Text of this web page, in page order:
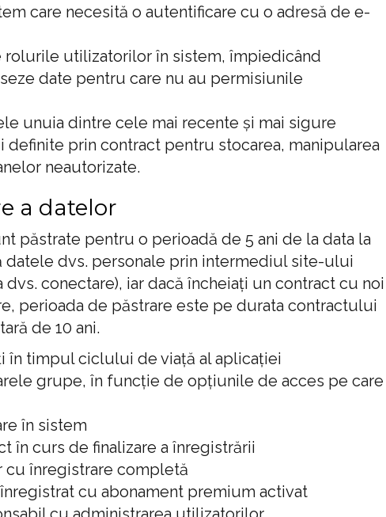
care necesită o autentificare cu o adresă de e-
utilizatorilor în sistem, împiedicând
date pentru care nu au permisiunile
unuia dintre cele mai recente și mai sigure
prin contract pentru stocarea, manipularea
neautorizate.
a datelor
păstrate pentru o perioadă de 5 ani de la data la
datele dvs. personale prin intermediul site-ului
conectare), iar dacă încheiați un contract cu noi
perioada de păstrare este pe durata contractului
de 10 ani.
în timpul ciclului de viață al aplicației
grupe, în funcție de opțiunile de acces pe care
în sistem
în curs de finalizare a înregistrării
înregistrare completă
cu abonament premium activat